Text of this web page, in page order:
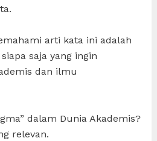
arti kata ini adalah
saja yang ingin
dan ilmu
dalam Dunia Akademis?
relevan.